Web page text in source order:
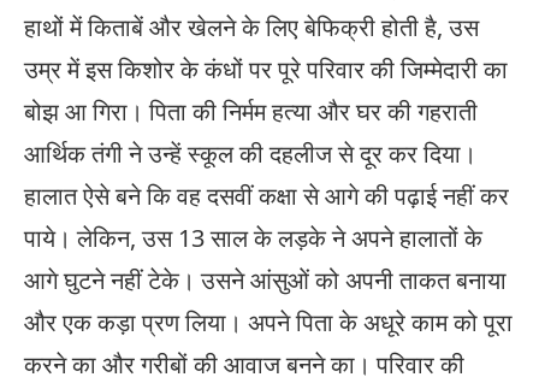
हाथों में किताबें और खेलने के लिए बेफिक्री होती है, उस
उम्र में इस किशोर के कंधों पर पूरे परिवार की जिम्मेदारी का
बोझ आ गिरा। पिता की निर्मम हत्या और घर की गहराती
आर्थिक तंगी ने उन्हें स्कूल की दहलीज से दूर कर दिया।
हालात ऐसे बने कि वह दसवीं कक्षा से आगे की पढ़ाई नहीं कर
पाये। लेकिन, उस 13 साल के लड़के ने अपने हालातों के
आगे घुटने नहीं टेके। उसने आंसुओं को अपनी ताकत बनाया
और एक कड़ा प्रण लिया। अपने पिता के अधूरे काम को पूरा
करने का और गरीबों की आवाज बनने का। परिवार की